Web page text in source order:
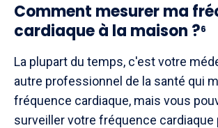
Comment mesurer ma
cardiaque à la maison ?6
La plupart du temps, c'est votre
autre professionnel de la santé qui
fréquence cardiaque, mais vous
surveiller votre fréquence cardiaque